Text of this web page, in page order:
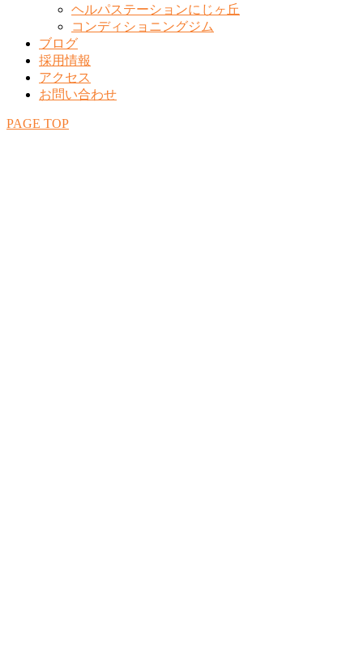
ヘルパステーションにじヶ丘
コンディショニングジム
ブログ
採用情報
アクセス
お問い合わせ
PAGE TOP